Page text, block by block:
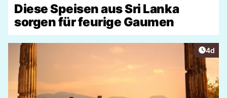
Diese Speisen aus Sri Lanka
sorgen für feurige Gaumen
4d